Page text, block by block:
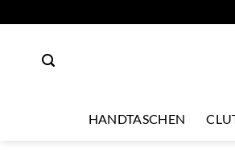
springen
HANDTASCHEN